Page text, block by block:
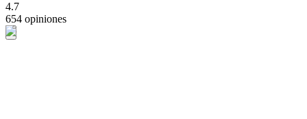
4.7
654 opiniones